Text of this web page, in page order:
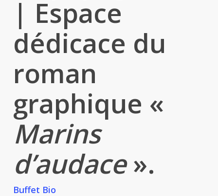
| Espace
dédicace du
roman
graphique «
Marins
d’audace».
Buffet Bio